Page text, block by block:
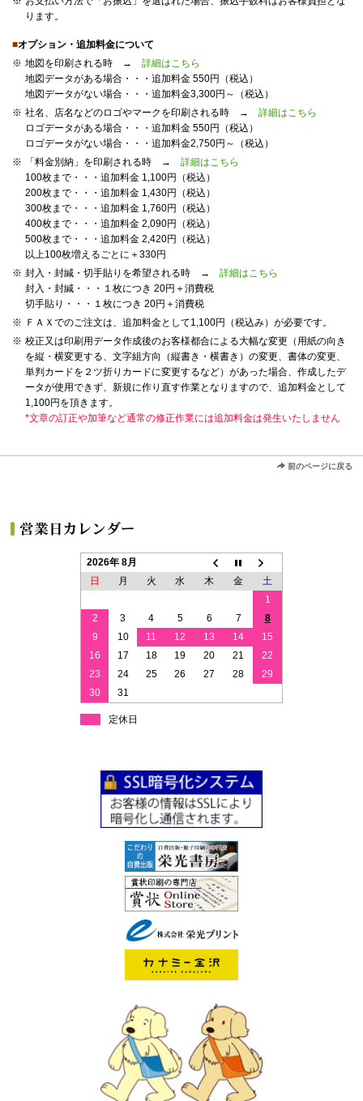
ります。
■オプション・追加料金について
※ 地図を印刷される時 →詳細はこちら
地図データがある場合・・・追加料金 550円（税込）
地図データがない場合・・・追加料金3,300円～（税込）
※ 社名、店名などのロゴやマークを印刷される時 →詳細はこちら
ロゴデータがある場合・・・追加料金 550円（税込）
ロゴデータがない場合・・・追加料金2,750円～（税込）
※
「料金別納」を印刷される時 →詳細はこちら
100枚まで・・・追加料金 1,100円（税込）
200枚まで・・・追加料金 1,430円（税込）
300枚まで・・・追加料金 1,760円（税込）
400枚まで・・・追加料金 2,090円（税込）
500枚まで・・・追加料金 2,420円（税込）
以上100枚増えるごとに＋330円
※ 封入・封緘・切手貼りを希望される時 →詳細はこちら
封入・封緘・・・１枚につき 20円＋消費税
切手貼り・・・１枚につき 20円＋消費税
※ ＦＡＸでのご注文は、追加料金として1,100円（税込み）が必要です。
※ 校正又は印刷用データ作成後のお客様都合による大幅な変更（用紙の向き
を縦・横変更する、文字組方向（縦書き・横書き）の変更、書体の変更、
単判カードを２ツ折りカードに変更するなど）があった場合、作成したデ
ータが使用できず、新規に作り直す作業となりますので、追加料金として
1,100円を頂きます。
*文章の訂正や加筆など通常の修正作業には追加料金は発生いたしません
前のページに戻る
2026年 8月
日
月 火 水 木 金
土
1
2
3 4 5 6 7
8
9
10 11 12 13 14
15
16
17 18 19 20 21
22
23
24 25 26 27 28
29
30
31
定休日